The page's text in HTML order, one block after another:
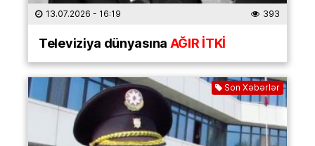
13.07.2026 - 16:19 393
Televiziya dünyasınaAĞIR İTKİ
Son Xəbərlər